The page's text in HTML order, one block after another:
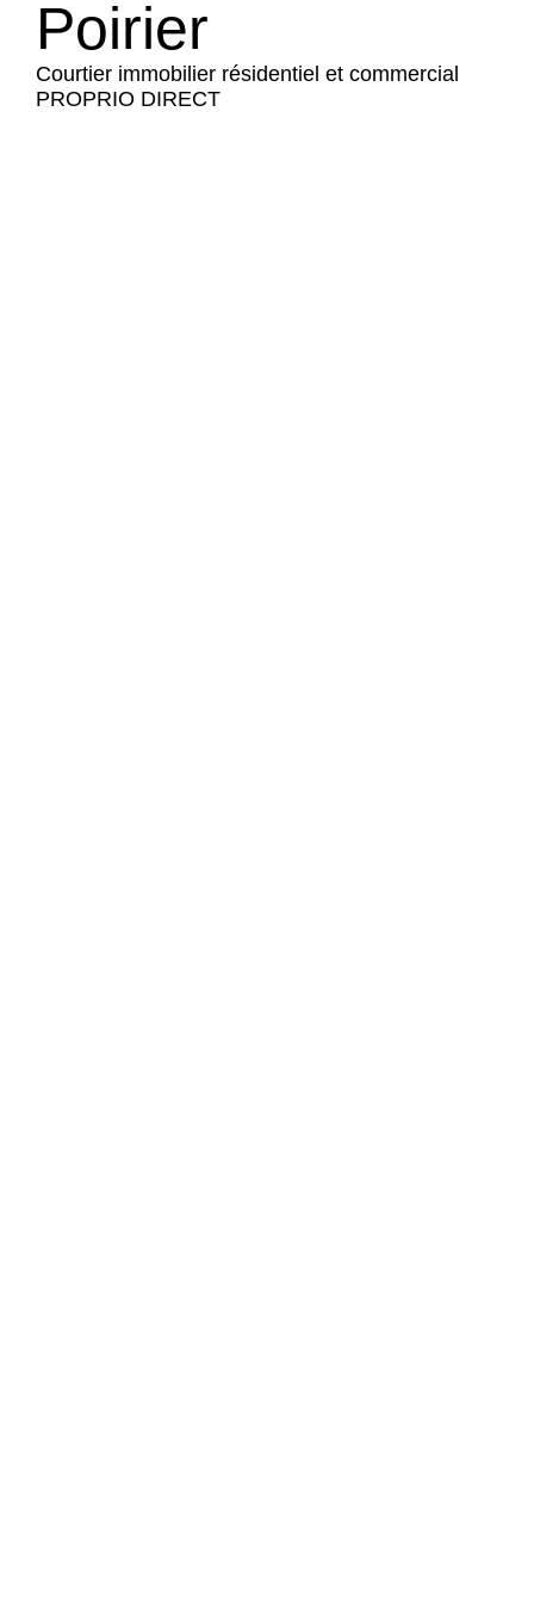
Poirier
Courtier immobilier résidentiel et commercial
PROPRIO DIRECT